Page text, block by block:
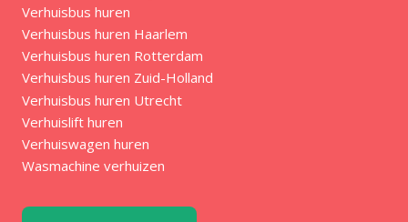
Verhuisbus huren
Verhuisbus huren Haarlem
Verhuisbus huren Rotterdam
Verhuisbus huren Zuid-Holland
Verhuisbus huren Utrecht
Verhuislift huren
Verhuiswagen huren
Wasmachine verhuizen